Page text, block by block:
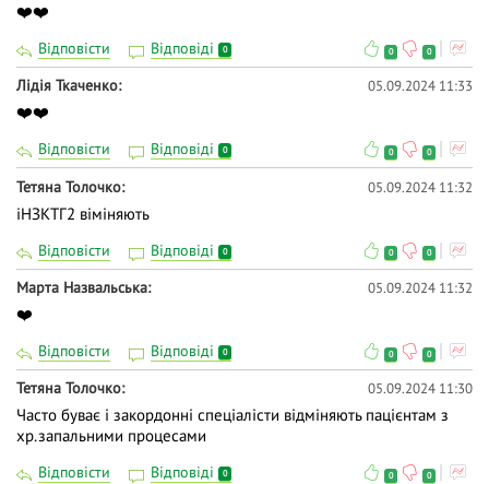
❤️❤️
Відповісти Відповіді 0 0 0
Лідія Ткаченко 05.09.2024 11:33
❤️❤️
Відповісти Відповіді 0 0 0
Тетяна Толочко 05.09.2024 11:32
іНЗКТГ2 віміняють
Відповісти Відповіді 0 0 0
Марта Назвальська 05.09.2024 11:32
❤️
Відповісти Відповіді 0 0 0
Тетяна Толочко 05.09.2024 11:30
Часто буває і закордонні спеціалісти відміняють пацієнтам з
хр.запальними процесами
Відповісти Відповіді 0 0 0